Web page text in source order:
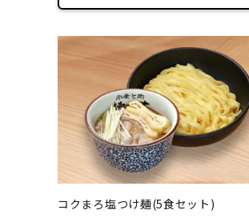
コクまろ塩つけ麺(5食セット)